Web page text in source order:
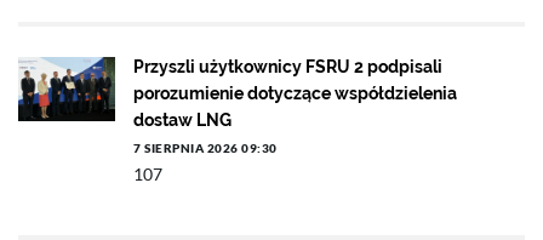
Przyszli użytkownicy FSRU 2 podpisali
porozumienie dotyczące współdzielenia
dostaw LNG
7 SIERPNIA 2026 09:30
107